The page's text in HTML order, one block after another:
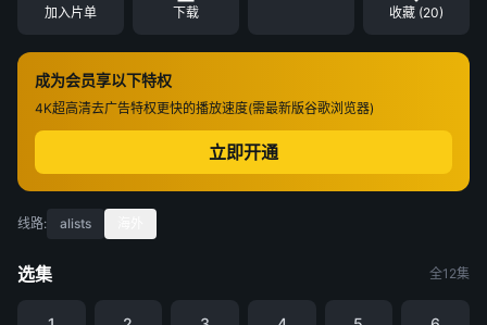
加入片单 下载
收藏 (20)
成为会员享以下特权
4K超高清去广告特权更快的播放速度(需最新版谷歌浏览器)
立即开通
线路: alists
选集 全12集